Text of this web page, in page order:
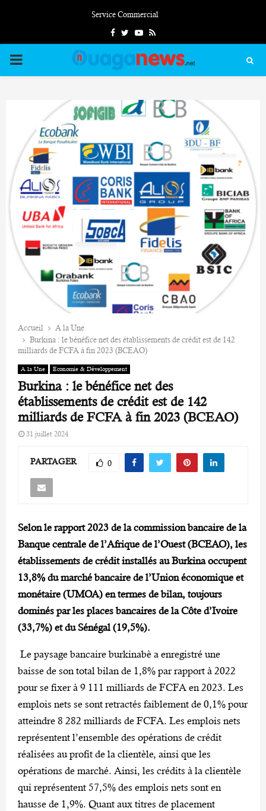
Service Commercial
FacebookTwitterYoutube
Rss
PRIMARY
Accueil
A la Une
Burkina : le bénéfice net des établissements de crédit est de 142
milliards de FCFA à fin 2023 (BCEAO)
A la Une Economie & Développement
Burkina : le bénéfice net des
établissements de crédit est de 142
milliards de FCFA à fin 2023 (BCEAO)
31 juillet 2024
PARTAGER 0
Selon le rapport 2023 de la commission bancaire de la
Banque centrale de l’Afrique de l’Ouest (BCEAO), les
établissements de crédit installés au Burkina occupent
13,8% du marché bancaire de l’Union économique et
monétaire (UMOA) en termes de bilan, toujours
dominés par les places bancaires de la Côte d’Ivoire
(33,7%) et du Sénégal (19,5%).
Le paysage bancaire burkinabè a enregistré une
baisse de son total bilan de 1,8% par rapport à 2022
pour se fixer à 9 111 milliards de FCFA en 2023. Les
emplois nets se sont retractés faiblement de 0,1% pour
atteindre 8 282 milliards de FCFA. Les emplois nets
représentent l’ensemble des opérations de crédit
réalisées au profit de la clientèle, ainsi que les
opérations de marché. Ainsi, les crédits à la clientèle
qui représentent 57,5% des emplois nets sont en
hausse de 1,9%. Quant aux titres de placement